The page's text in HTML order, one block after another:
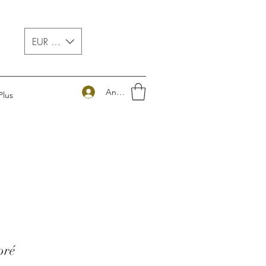
EUR (€)
Anmelden